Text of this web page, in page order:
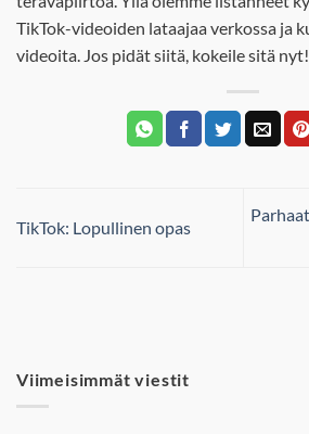
TikTok-videoiden lataajaa verkossa ja
videoita. Jos pidät siitä, kokeile sitä nyt!
TikTok: Lopullinen opas
Viimeisimmät viestit